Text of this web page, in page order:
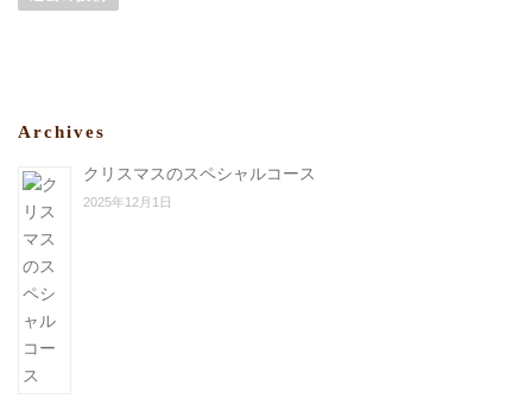
#10%ポイント還元
#ビストロヴェリテ
#bistroverite
#江東区大島
#大島フレンチ
Archives
クリスマスのスペシャルコース
2025年12月1日